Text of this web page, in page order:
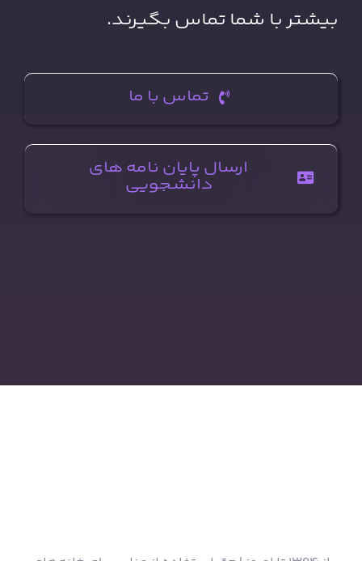
بیشتر با شما تماس بگیرند.
تماس با ما
ارسال پایان نامه های
دانشجویی